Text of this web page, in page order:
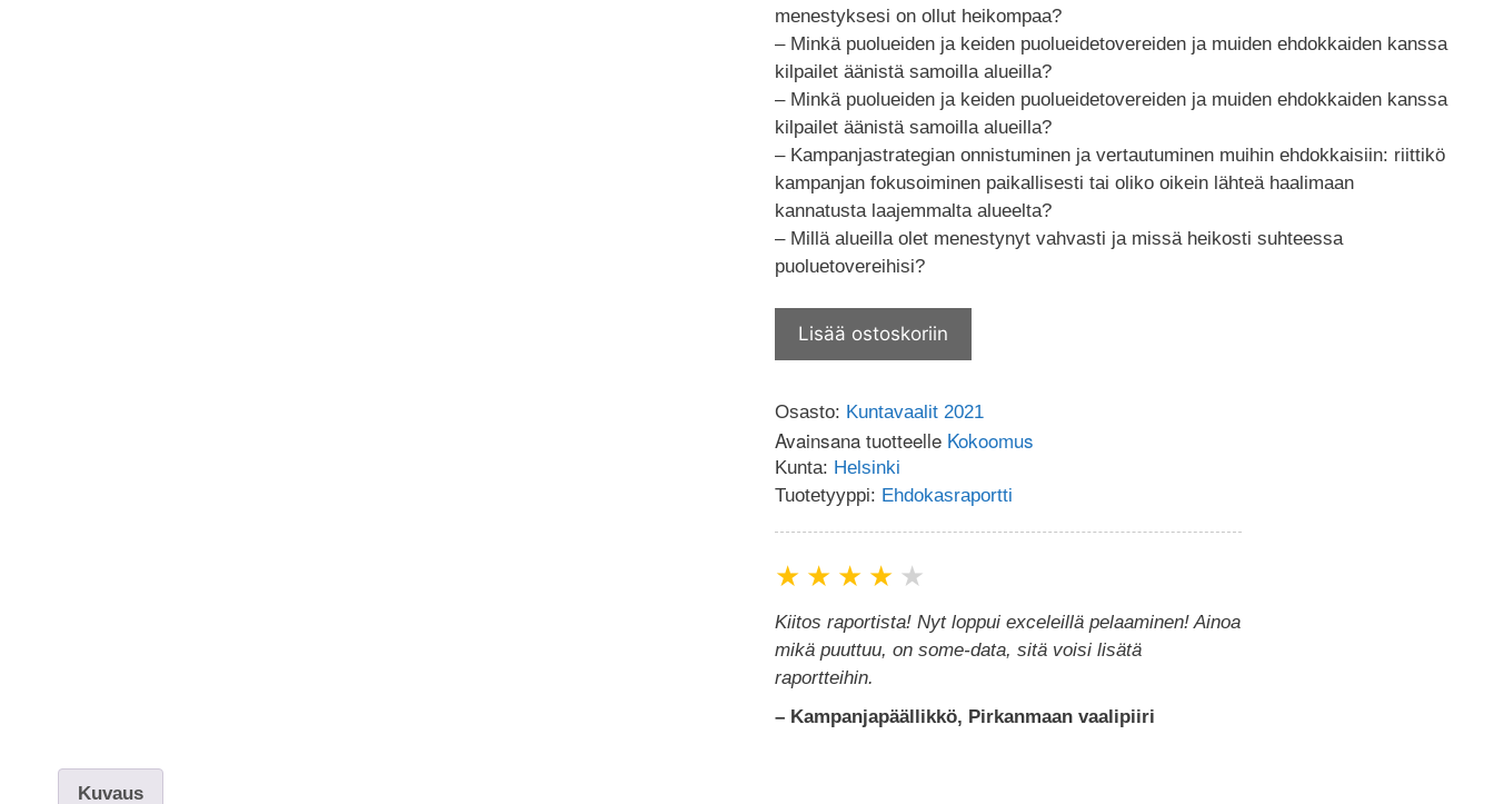
menestyksesi on ollut heikompaa?
– Minkä puolueiden ja keiden puolueidetovereiden ja muiden ehdokkaiden kanssa
kilpailet äänistä samoilla alueilla?
– Minkä puolueiden ja keiden puolueidetovereiden ja muiden ehdokkaiden kanssa
kilpailet äänistä samoilla alueilla?
– Kampanjastrategian onnistuminen ja vertautuminen muihin ehdokkaisiin: riittikö
kampanjan fokusoiminen paikallisesti tai oliko oikein lähteä haalimaan
kannatusta laajemmalta alueelta?
– Millä alueilla olet menestynyt vahvasti ja missä heikosti suhteessa
puoluetovereihisi?
Lisää ostoskoriin
Osasto: Kuntavaalit 2021
Avainsana tuotteelle Kokoomus
Kunta: Helsinki
Tuotetyyppi: Ehdokasraportti
★ ★ ★ ★ ★
Kiitos raportista! Nyt loppui exceleillä pelaaminen! Ainoa
mikä puuttuu, on some-data, sitä voisi lisätä
raportteihin.
– Kampanjapäällikkö, Pirkanmaan vaalipiiri
Kuvaus